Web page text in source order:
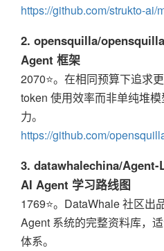
https://github.com/strukto-ai/
2. opensquilla/
Agent 框架
2070⭐。在相同预算下追求
token 使用效率而非单纯堆
力。
https://github.com/
3. datawhalechina/
AI Agent 学习路线图
1769⭐。DataWhale 社区出
Agent 系统的完整资料库，
体系。